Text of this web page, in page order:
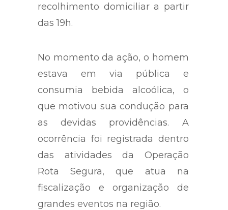
recolhimento domiciliar a partir
das 19h.
No momento da ação, o homem
estava em via pública e
consumia bebida alcoólica, o
que motivou sua condução para
as devidas providências. A
ocorrência foi registrada dentro
das atividades da Operação
Rota Segura, que atua na
fiscalização e organização de
grandes eventos na região.